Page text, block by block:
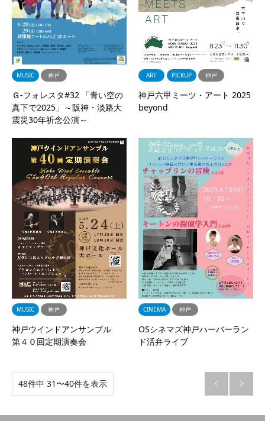
MUSIC 神戸
Ｇ-フォレスタ#32 「青い空の
真下で2025」～阪神・淡路大
震災30年祈念公演～
ART PICKUP 神戸
神戸六甲ミーツ・アート 2025
beyond
MUSIC 神戸
神戸ウインドアンサンブル
第４０回定期演奏会
CINEMA 神戸
OSシネマズ神戸ハーバーラン
ド活弁ライブ
48件中 31〜40件を表示  